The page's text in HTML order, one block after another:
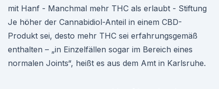
mit Hanf - Manchmal mehr THC als erlaubt - Stiftung
Je höher der Cannabidiol-Anteil in einem CBD-
Produkt sei, desto mehr THC sei erfahrungs­gemäß
enthalten – „in Einzel­fällen sogar im Bereich eines
normalen Joints“, heißt es aus dem Amt in Karls­ruhe.